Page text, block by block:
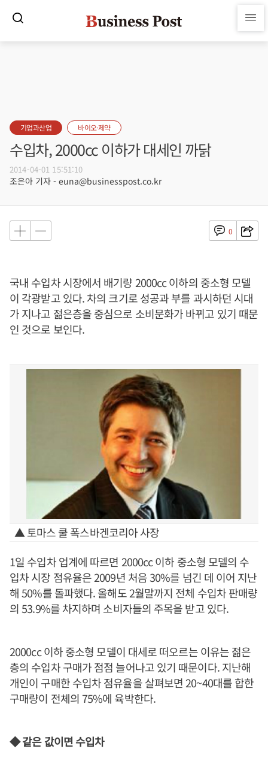
기업과산업 바이오·제약
수입차, 2000cc 이하가 대세인 까닭
2014-04-01 15:51:10
조은아 기자 - euna@businesspost.co.kr
0
국내 수입차 시장에서 배기량 2000cc 이하의 중소형 모델
이 각광받고 있다. 차의 크기로 성공과 부를 과시하던 시대
가 지나고 젊은층을 중심으로 소비문화가 바뀌고 있기 때문
인 것으로 보인다.
▲ 토마스 쿨 폭스바겐코리아 사장
1일 수입차 업계에 따르면 2000cc 이하 중소형 모델의 수
입차 시장 점유율은 2009년 처음 30%를 넘긴 데 이어 지난
해 50%를 돌파했다. 올해도 2월말까지 전체 수입차 판매량
의 53.9%를 차지하며 소비자들의 주목을 받고 있다.
2000cc 이하 중소형 모델이 대세로 떠오르는 이유는 젊은
층의 수입차 구매가 점점 늘어나고 있기 때문이다. 지난해
개인이 구매한 수입차 점유율을 살펴보면 20~40대를 합한
구매량이 전체의 75%에 육박한다.
◆ 같은 값이면 수입차